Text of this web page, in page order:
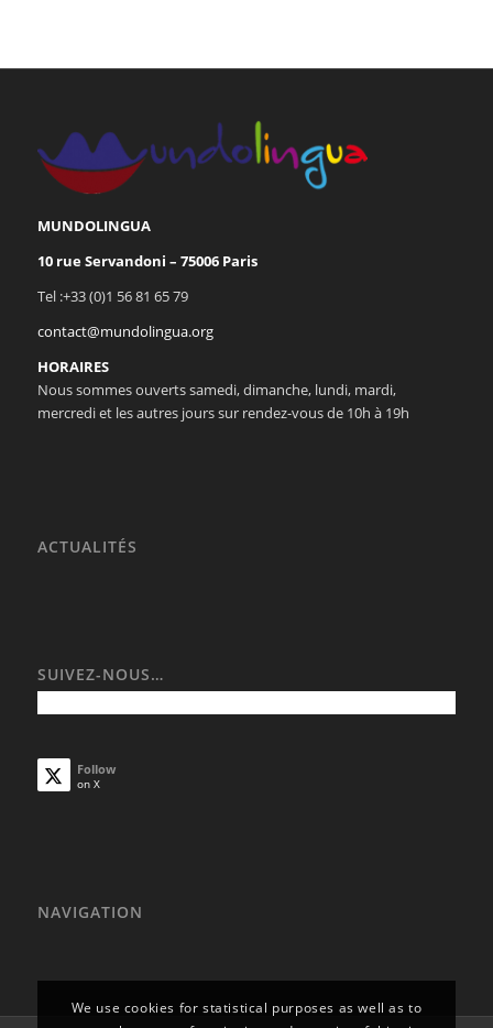
MUNDOLINGUA
10 rue Servandoni – 75006 Paris
Tel :+33 (0)1 56 81 65 79
contact@mundolingua.org
HORAIRES
Nous sommes ouverts samedi, dimanche, lundi, mardi,
mercredi et les autres jours sur rendez-vous de 10h à 19h
ACTUALITÉS
SUIVEZ-NOUS…
Follow
on X
NAVIGATION
We use cookies for statistical purposes as well as to